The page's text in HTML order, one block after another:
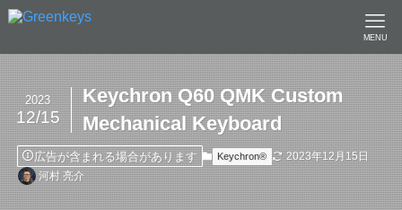
MENU
Keychron Q60 QMK Custom
Mechanical Keyboard
2023
12/15
広告が含まれる場合があります Keychron®︎
2023年12月15日
河村 亮介